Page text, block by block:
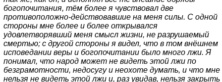
богопочитания, тём более я чувствовал две
противоположно-действовавшие на меня силы. С одной
стороны мне более и более открывался
удовлетворявший меня смысл жизни, не разрушаемый
смертью; с другой стороны я видел, что в том внёшнем
исповедании веры и богопочитании было много лжи. Я
понимал, что народ может не видеть этой лжи по
безграмотности, недосугу и неохоте думать, и что мне
нельзя не видеть этой лжи и, раз увидав, нельзя закрыть